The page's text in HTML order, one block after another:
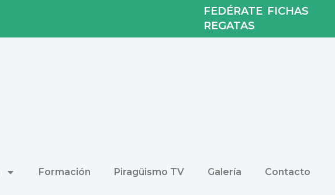
FEDÉRATE FICHAS
REGATAS
Formación Piragüismo TV Galería Contacto